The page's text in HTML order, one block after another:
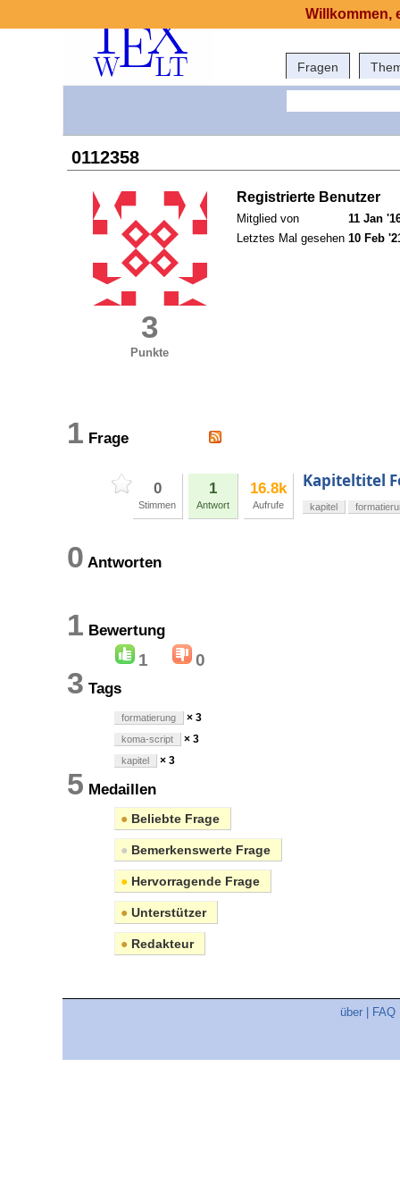
Fragen
0112358
3
Punkte
Registrierte Benutzer
Mitglied von
11 Jan
Letztes Mal gesehen 10 Feb
1 Frage
0
Stimmen
1
Antwort
16.8k
Aufrufe
Kapiteltitel
kapitel
0 Antworten
1 Bewertung
1 0
3 Tags
formatierung × 3
koma-script × 3
kapitel × 3
5 Medaillen
● Beliebte Frage
● Bemerkenswerte Frage
● Hervorragende Frage
● Unterstützer
● Redakteur
über FAQ
Willkommen,